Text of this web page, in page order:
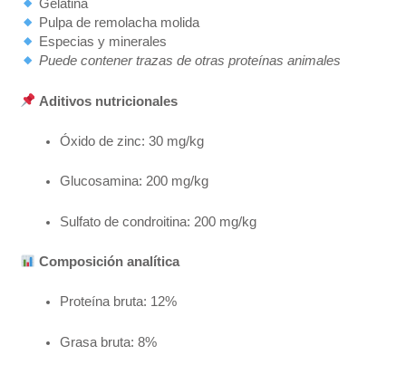
Gelatina
Pulpa de remolacha molida
Especias y minerales
Puede contener trazas de otras proteínas animales
Aditivos nutricionales
Óxido de zinc: 30 mg/kg
Glucosamina: 200 mg/kg
Sulfato de condroitina: 200 mg/kg
Composición analítica
Proteína bruta: 12%
Grasa bruta: 8%